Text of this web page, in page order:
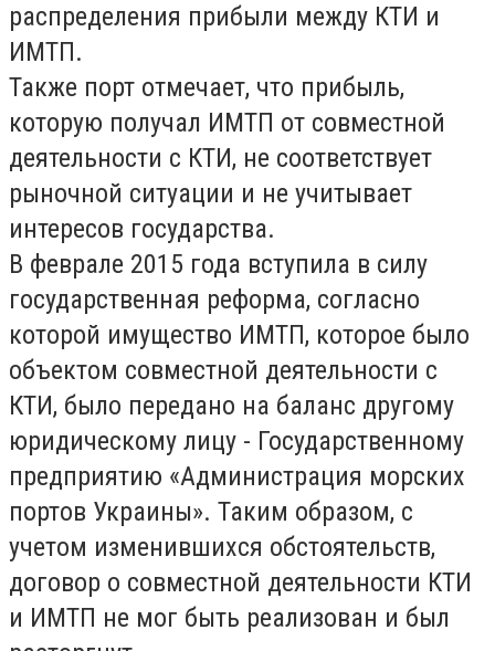
распределения прибыли между КТИ и
ИМТП.
Также порт отмечает, что прибыль,
которую получал ИМТП от совместной
деятельности с КТИ, не соответствует
рыночной ситуации и не учитывает
интересов государства.
В феврале 2015 года вступила в силу
государственная реформа, согласно
которой имущество ИМТП, которое было
объектом совместной деятельности с
КТИ, было передано на баланс другому
юридическому лицу - Государственному
предприятию «Администрация морских
портов Украины». Таким образом, с
учетом изменившихся обстоятельств,
договор о совместной деятельности КТИ
и ИМТП не мог быть реализован и был